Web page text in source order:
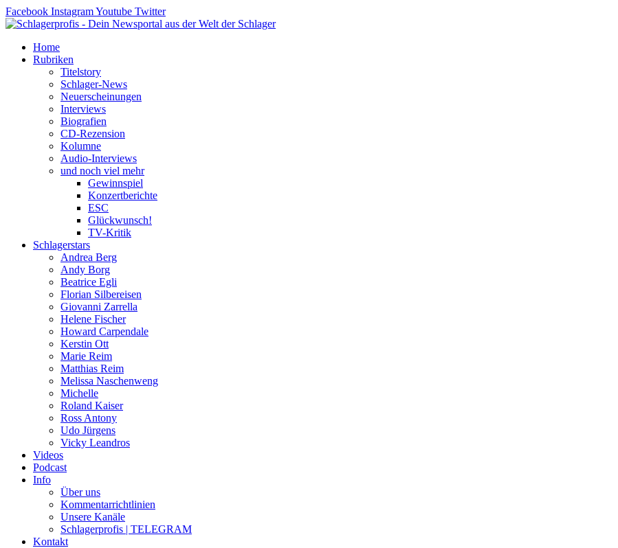
Zum
Inhalt
Facebook InstagramYoutube Twitter
Home
Rubriken
Titelstory
Schlager-News
Neuerscheinungen
Interviews
Biografien
CD-Rezension
Kolumne
Audio-Interviews
und noch viel mehr
Gewinnspiel
Konzertberichte
ESC
Glückwunsch!
TV-Kritik
Schlagerstars
Andrea Berg
Andy Borg
Beatrice Egli
Florian Silbereisen
Giovanni Zarrella
Helene Fischer
Howard Carpendale
Kerstin Ott
Marie Reim
Matthias Reim
Melissa Naschenweng
Michelle
Roland Kaiser
Ross Antony
Udo Jürgens
Vicky Leandros
Videos
Podcast
Info
Über uns
Kommentarrichtlinien
Unsere Kanäle
Schlagerprofis | TELEGRAM
Kontakt